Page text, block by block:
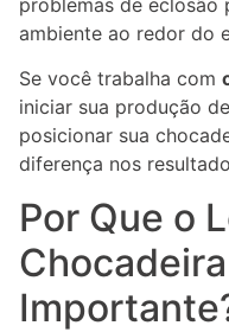
problemas de eclosão
ambiente ao redor do
Se você trabalha com
iniciar sua produção
posicionar sua
diferença nos
Por Que o